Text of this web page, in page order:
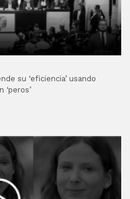
su ‘eficiencia’ usando
‘peros’